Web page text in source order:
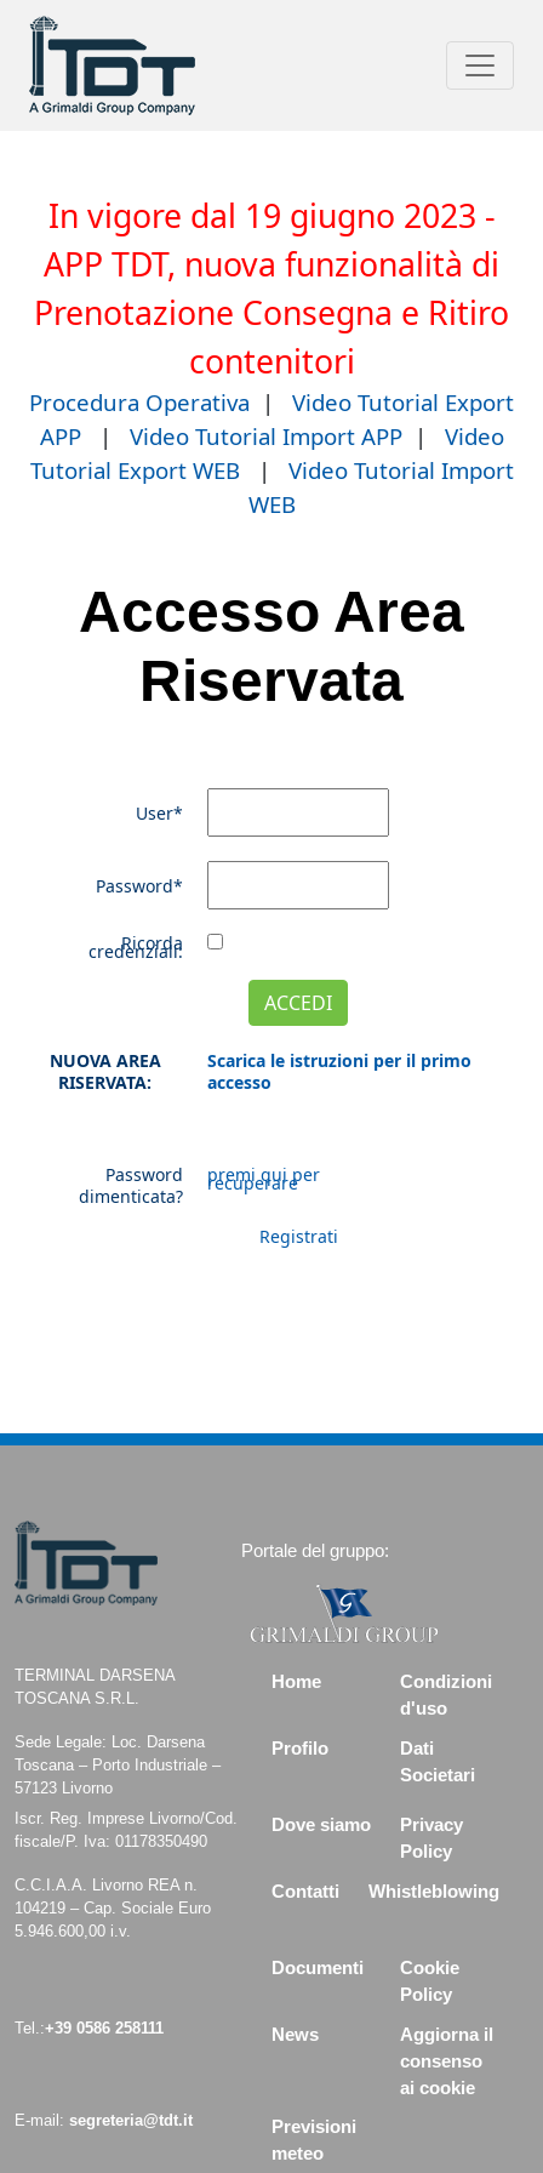
In vigore dal 19 giugno 2023 -
APP TDT, nuova funzionalità di
Prenotazione Consegna e Ritiro
contenitori
Procedura Operativa | Video Tutorial Export
APP| Video Tutorial Import APP| Video
Tutorial Export WEB| Video Tutorial Import
WEB
Accesso Area
Riservata
User*
Password*
Ricorda
credenziali:
NUOVA AREA
RISERVATA:
Scarica le istruzioni per il primo
accesso
Password
dimenticata?
premi qui per
recuperare
Registrati
Portale del gruppo:
TERMINAL DARSENA
TOSCANA S.R.L.
Home
Condizioni
d'uso
Sede Legale: Loc. Darsena
Toscana – Porto Industriale –
57123 Livorno
Profilo
Dati
Societari
Iscr. Reg. Imprese Livorno/Cod.
fiscale/P. Iva: 01178350490
Dove siamo
Privacy
Policy
C.C.I.A.A. Livorno REA n.
104219 – Cap. Sociale Euro
5.946.600,00 i.v.
Contatti Whistleblowing
Documenti
Cookie
Policy
Tel.:+39 0586 258111 News
Aggiorna il
consenso
ai cookie
E-mail: segreteria@tdt.it
Previsioni
meteo